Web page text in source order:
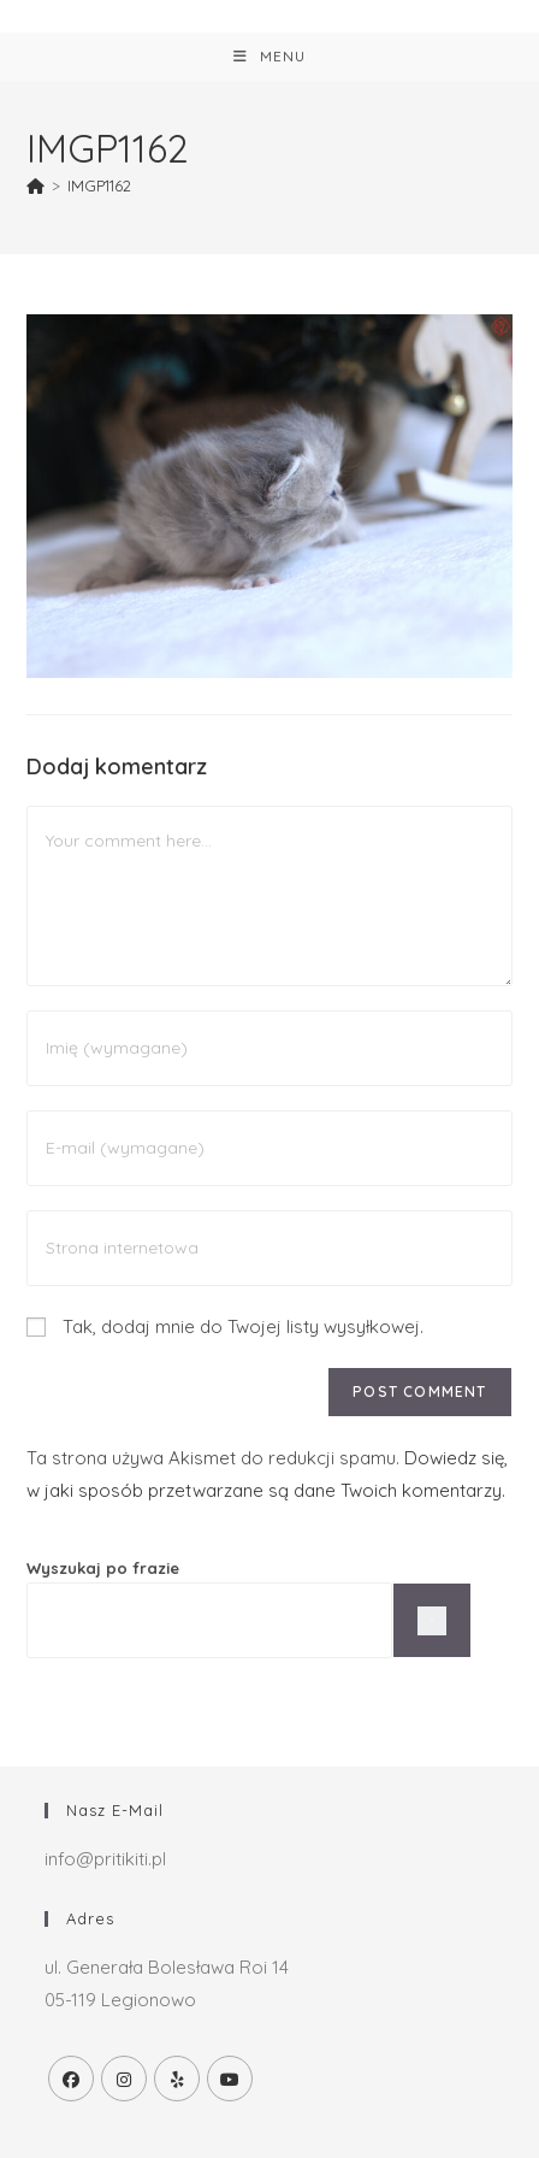
MENU
IMGP1162
> IMGP1162
Dodaj komentarz
Tak, dodaj mnie do Twojej listy wysyłkowej.
Ta strona używa Akismet do redukcji spamu. Dowiedz się,
w jaki sposób przetwarzane są dane Twoich komentarzy.
Wyszukaj po frazie
Nasz E-Mail
info@pritikiti.pl
Adres
ul. Generała Bolesława Roi 14
05-119 Legionowo